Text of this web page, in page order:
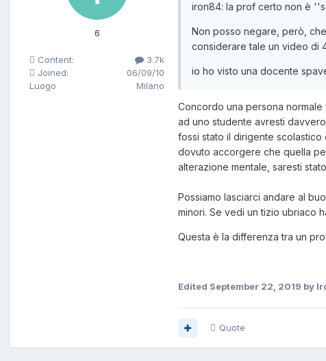
6
Content:
3.7k
Joined:
06/09/10
Luogo
Milano
iron84: la prof certo non è
Non posso negare, però,
considerare tale un video di
io ho visto una docente
Concordo una persona
ad uno studente avresti
fossi stato il dirigente
dovuto accorgere che quella
alterazione mentale, saresti
Possiamo lasciarci andare al
minori. Se vedi un tizio ubriaco
Questa è la differenza tra un
Edited September 22, 2019 by
Quote